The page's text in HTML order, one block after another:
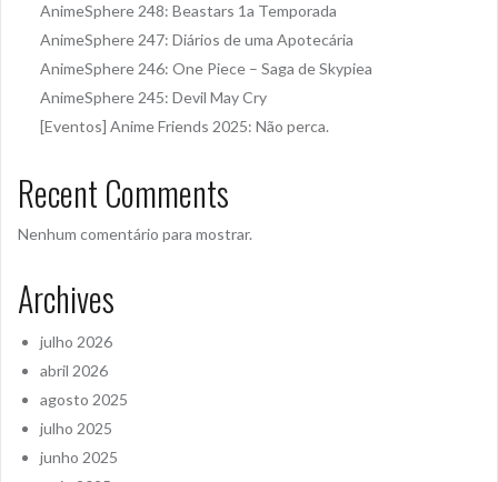
AnimeSphere 248: Beastars 1a Temporada
AnimeSphere 247: Diários de uma Apotecária
AnimeSphere 246: One Piece – Saga de Skypiea
AnimeSphere 245: Devil May Cry
[Eventos] Anime Friends 2025: Não perca.
Recent Comments
Nenhum comentário para mostrar.
Archives
julho 2026
abril 2026
agosto 2025
julho 2025
junho 2025